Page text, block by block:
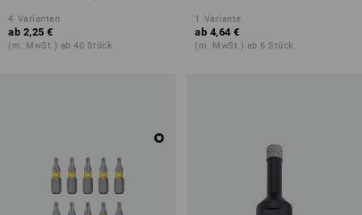
4 Varianten
ab 2,25 €
(m. MwSt.) ab 40 Stück
1 Variante
ab 4,64 €
(m. MwSt.) ab 6 Stück